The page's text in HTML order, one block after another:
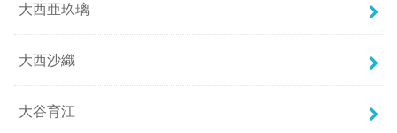
大西亜玖璃
大西沙織
大谷育江